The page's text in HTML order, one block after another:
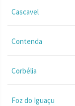
Cascavel
Contenda
Corbélia
Foz do Iguaçu